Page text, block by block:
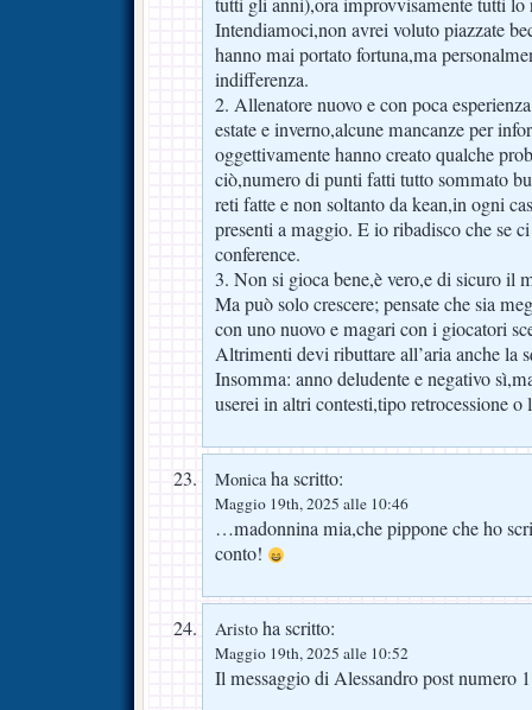
Intendiamoci,non avrei voluto piazzate
hanno mai portato fortuna,ma
indifferenza.
2. Allenatore nuovo e con poca
estate e inverno,alcune mancanze per
oggettivamente hanno creato qualche
ciò,numero di punti fatti tutto sommato
reti fatte e non soltanto da kean,in ogni
presenti a maggio. E io ribadisco che se
conference.
3. Non si gioca bene,è vero,e di sicuro il
Ma può solo crescere; pensate che sia
con uno nuovo e magari con i giocatori
Altrimenti devi ributtare all’aria anche la
Insomma: anno deludente e negativo
userei in altri contesti,tipo retrocessione o
Monicaha scritto:
Maggio 19th, 2025 alle 10:46
…madonnina mia,che pippone che ho
conto!
Aristo ha scritto:
Maggio 19th, 2025 alle 10:52
Il messaggio di Alessandro post numero